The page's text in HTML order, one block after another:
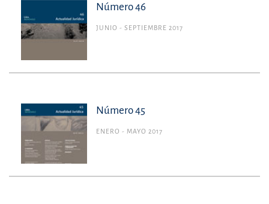
Número 46
JUNIO - SEPTIEMBRE 2017
Número 45
ENERO - MAYO 2017